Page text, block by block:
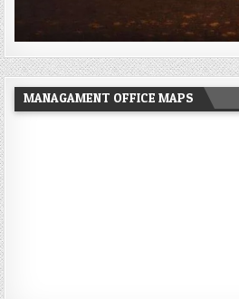
MANAGAMENT OFFICE MAPS